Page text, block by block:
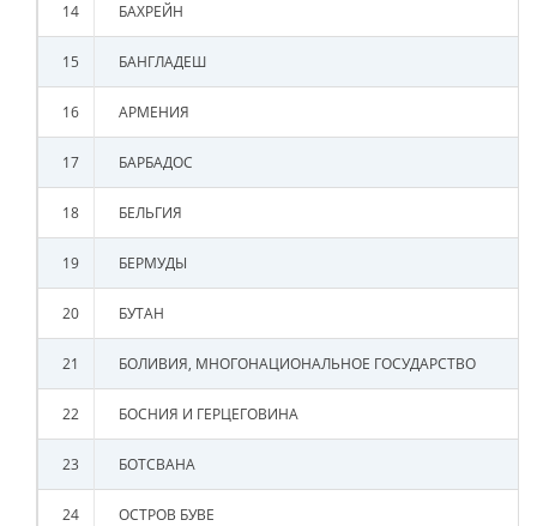
14 БАХРЕЙН
15 БАНГЛАДЕШ
16 АРМЕНИЯ
17 БАРБАДОС
18 БЕЛЬГИЯ
19 БЕРМУДЫ
20 БУТАН
21 БОЛИВИЯ, МНОГОНАЦИОНАЛЬНОЕ ГОСУДАРСТВО
22 БОСНИЯ И ГЕРЦЕГОВИНА
23 БОТСВАНА
24 ОСТРОВ БУВЕ